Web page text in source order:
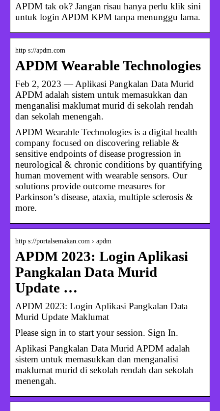
APDM tak ok? Jangan risau hanya perlu klik sini
untuk login APDM KPM tanpa menunggu lama.
http s://apdm.com
APDM Wearable Technologies
Feb 2, 2023 — Aplikasi Pangkalan Data Murid
APDM adalah sistem untuk memasukkan dan
menganalisi maklumat murid di sekolah rendah
dan sekolah menengah.
APDM Wearable Technologies is a digital health
company focused on discovering reliable &
sensitive endpoints of disease progression in
neurological & chronic conditions by quantifying
human movement with wearable sensors. Our
solutions provide outcome measures for
Parkinson’s disease, ataxia, multiple sclerosis &
more.
http s://portalsemakan.com › apdm
APDM 2023: Login Aplikasi
Pangkalan Data Murid
Update …
APDM 2023: Login Aplikasi Pangkalan Data
Murid Update Maklumat
Please sign in to start your session. Sign In.
Aplikasi Pangkalan Data Murid APDM adalah
sistem untuk memasukkan dan menganalisi
maklumat murid di sekolah rendah dan sekolah
menengah.